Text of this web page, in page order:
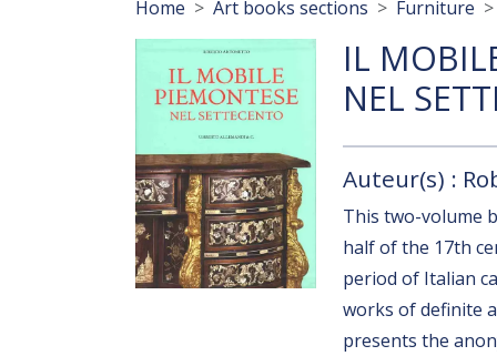
Breadcrumb
Home Art books sections Furniture
IL
NEL
Auteur(s) :
This two-volume
half of the 17th
period of Italian
works of definite
presents the